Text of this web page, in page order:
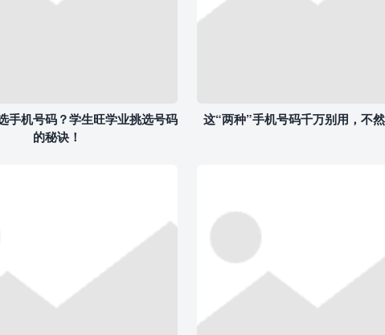
手机号码？学生旺学业挑选号码
的秘诀！
这“两种”手机号码千万别用，不然